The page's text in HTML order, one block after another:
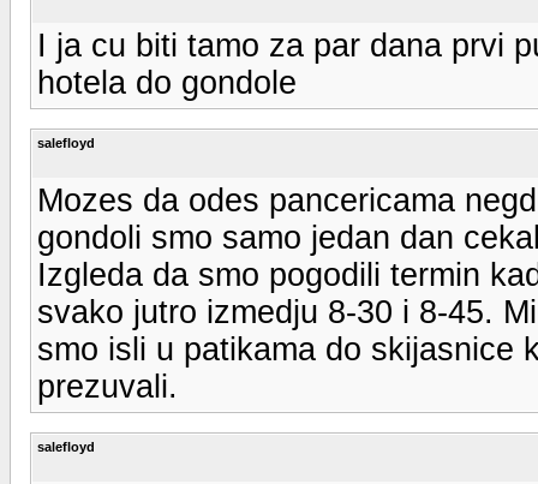
I ja cu biti tamo za par dana prvi
hotela do gondole
salefloyd
Mozes da odes pancericama
gondoli smo samo jedan dan
Izgleda da smo pogodili termin
svako jutro izmedju 8-30 i 8-45.
smo isli u patikama do skijasnice
prezuvali.
salefloyd